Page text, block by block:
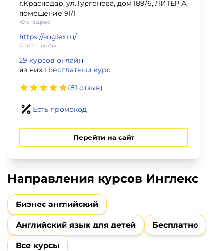
г.Краснодар, ул.Тургенева, дом 189/6, ЛИТЕР А,
помещение 91/1
Юр. адрес
https://englex.ru/
Сайт школы
29 курсов онлайн
из них 1 бесплатный курс
(81 отзыв)
Есть промокод
Перейти на сайт
Направления курсов Инглекс
Бизнес английский
Английский язык для детей Бесплатно
Все курсы
Аналитика
Видео,
фото,
аудио
Маркетинг
Для
детей
Красота,
здоровье,
фитнес